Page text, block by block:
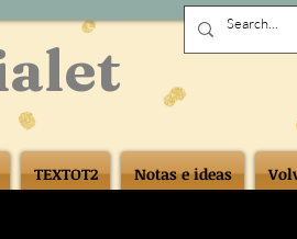
TEXTOT2 Notas e ideas